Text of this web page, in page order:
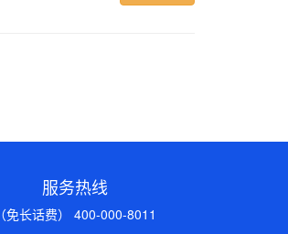
服务热线
（免长话费） 400-000-8011